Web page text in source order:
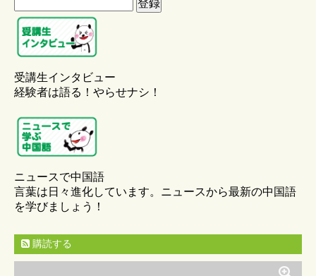
受講生インタビュー
経験者は語る！やらせナシ！
ニュースで中国語
言葉は日々進化しています。ニュースから最新の中国語
を学びましょう！
購読する